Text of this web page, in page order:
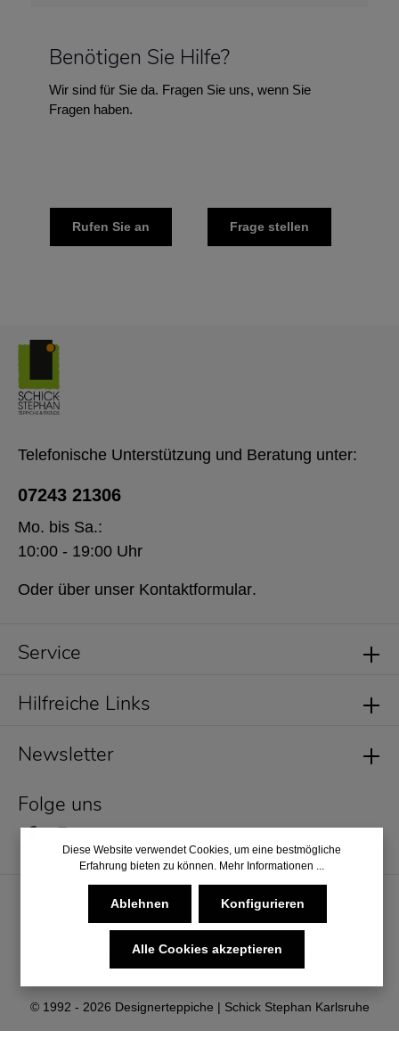
Benötigen Sie Hilfe?
Wir sind für Sie da. Fragen Sie uns, wenn Sie
Fragen haben.
Rufen Sie an Frage stellen
Service
Newsletter
Folge uns
Telefonische Unterstützung und Beratung unter:
07243 21306
Mo. bis Sa.:
10:00 - 19:00 Uhr
Oder über unser Kontaktformular.
Hilfreiche Links
© 1992 - 2026 Designerteppiche | Schick Stephan Karlsruhe
* Alle Preise inkl. gesetzl. Mehrwertsteuer zzgl.
Diese Website verwendet Cookies, um eine bestmögliche
Erfahrung bieten zu können. Mehr Informationen ...
Ablehnen Konfigurieren
Alle Cookies akzeptieren